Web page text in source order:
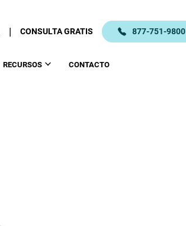
| CONSULTA GRATIS 877-751-9800
RECURSOS CONTACTO